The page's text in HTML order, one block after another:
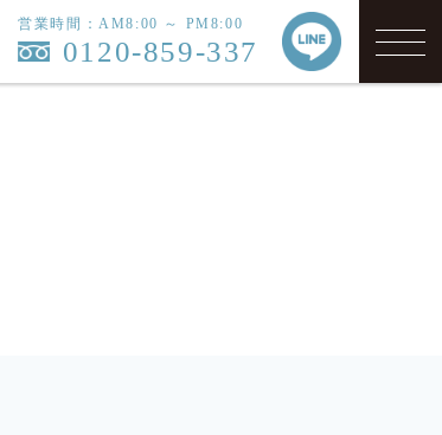
営業時間：AM8:00 ～ PM8:00
0120-859-337